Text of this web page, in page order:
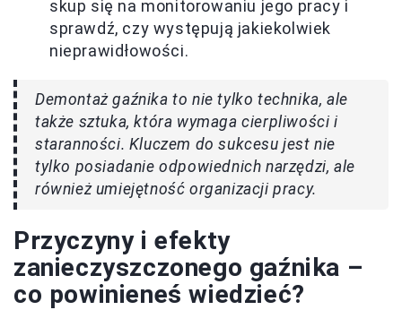
skup się na monitorowaniu jego pracy i
sprawdź, czy występują jakiekolwiek
nieprawidłowości.
Demontaż gaźnika to nie tylko technika, ale
także sztuka, która wymaga cierpliwości i
staranności. Kluczem do sukcesu jest nie
tylko posiadanie odpowiednich narzędzi, ale
również umiejętność organizacji pracy.
Przyczyny i efekty
zanieczyszczonego gaźnika –
co powinieneś wiedzieć?